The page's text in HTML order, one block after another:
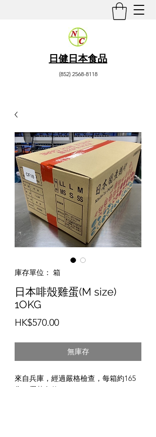
日健日本食品
(852) 2568-8118
庫存單位： 箱
日本啡殼雞蛋(M size)
1OKG
HK$570.00價
無庫存
來自兵庫，經過嚴格檢查，每箱約165
隻。蛋黃色值18